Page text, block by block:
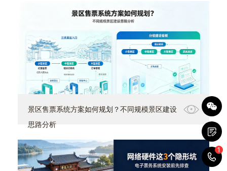
景区售票系统方案如何规划？不同规模景区建设
思路分析
1